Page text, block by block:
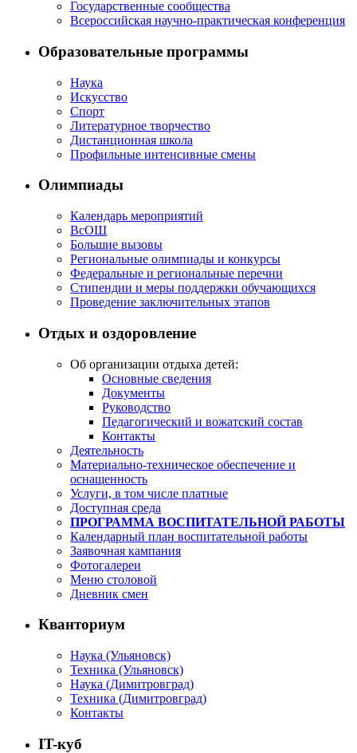
Государственные сообщества
Всероссийская научно-практическая конференция
Образовательные программы
Наука
Искусство
Спорт
Литературное творчество
Дистанционная школа
Профильные интенсивные смены
Олимпиады
Календарь мероприятий
ВсОШ
Большие вызовы
Региональные олимпиады и конкурсы
Федеральные и региональные перечни
Стипендии и меры поддержки обучающихся
Проведение заключительных этапов
Отдых и оздоровление
Об организации отдыха детей:
Основные сведения
Документы
Руководство
Педагогический и вожатский состав
Контакты
Деятельность
Материально-техническое обеспечение и
оснащенность
Услуги, в том числе платные
Доступная среда
ПРОГРАММА ВОСПИТАТЕЛЬНОЙ РАБОТЫ
Календарный план воспитательной работы
Заявочная кампания
Фотогалереи
Меню столовой
Дневник смен
Кванториум
Наука (Ульяновск)
Техника (Ульяновск)
Наука (Димитровград)
Техника (Димитровград)
Контакты
IT-куб